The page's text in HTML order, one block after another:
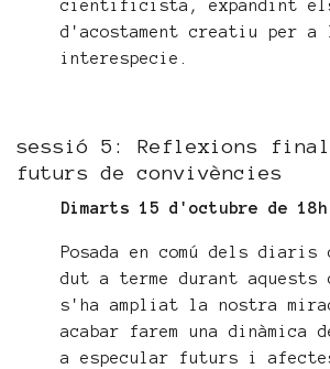
cientificista, expandint els
d'acostament creatiu per a
interespecie.
sessió 5: Reflexions
futurs de convivències
Dimarts 15 d'octubre de
Posada en comú dels diaris
dut a terme durant aquests
s'ha ampliat la nostra
acabar farem una dinàmica
a especular futurs i